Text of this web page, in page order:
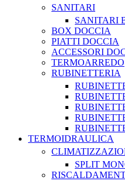
SANITARI
SANITARI
BOX DOCCIA
PIATTI DOCCIA
ACCESSORI
TERMOARREDO
RUBINETTERIA
TERMOIDRAULICA
SPLIT